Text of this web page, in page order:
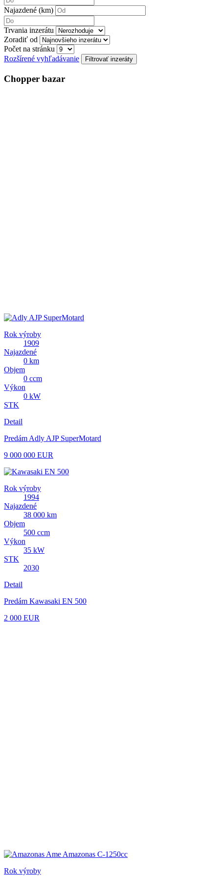
Najazdené (km)
Trvania inzerátu
Zoradiť od
Počet na stránku
Rozšírené vyhľadávanie
Chopper bazar
Rok výroby
1909
Najazdené
0 km
Objem
0 ccm
Výkon
0 kW
STK
Detail
Predám Adly AJP SuperMotard
9 000 000 EUR
Rok výroby
1994
Najazdené
38 000 km
Objem
500 ccm
Výkon
35 kW
STK
2030
Detail
Predám Kawasaki EN 500
2 000 EUR
Rok výroby